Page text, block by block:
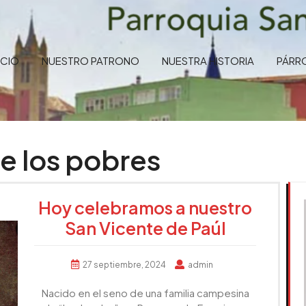
NUESTRO PATRONO NUESTRA HISTORIA
los pobres
Hoy celebramos a nuestro
San Vicente de Paúl
27 septiembre, 2024 admin
Nacido en el seno de una familia campesina